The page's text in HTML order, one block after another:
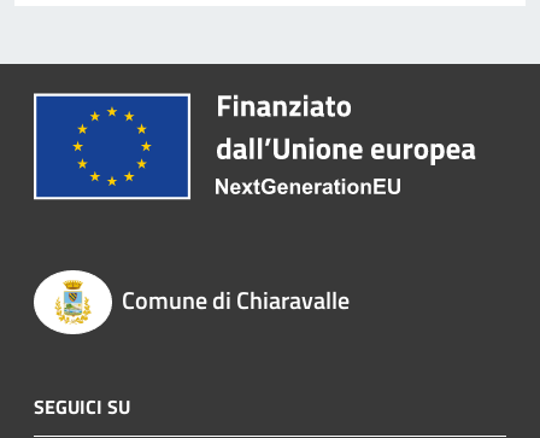
Comune di Chiaravalle
SEGUICI SU